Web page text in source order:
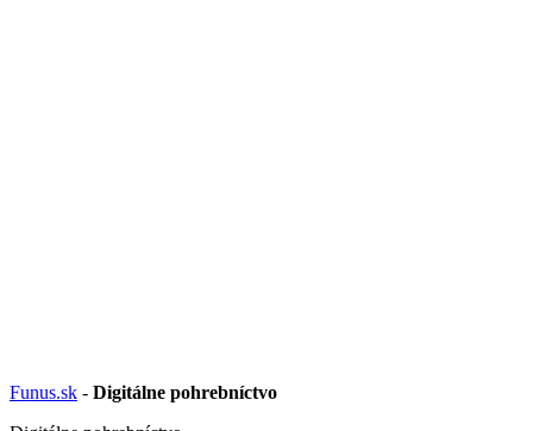
Funus.sk - Digitálne pohrebníctvo